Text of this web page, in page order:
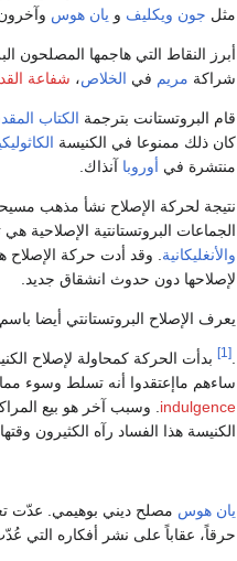
مثل جون ويكليف و يان هوس
أبرز النقاط التي هاجمها المصلحون
شراكة مريم في الخلاص، شفاعة
قام البروتستانت بترجمة الكتاب
كان ذلك ممنوعا في الكنيسة
منتشرة في أوروبا آنذاك.
نتيجة لحركة الإصلاح نشأ مذهب
الجماعات البروتستانتية الإصلاحية
والأنغليكانية . وقد أدت حركة الإصلاح
لإصلاحها دون حدوث انشقاق جديد.
يعرف الإصلاح البروتستانتي أيضا باسم
[1] بدأت الحركة كمحاولة لإصلاح
ساءهم ماإعتقدوا أنه تسلط وسوء
indulgence . وسبب آخر هو بيع
الكنيسة هذا الفساد رآه الكثيرون
يان هوس مصلح ديني بوهيمي. عدّت
حرقاً، عقاباً على نشر أفكاره التي